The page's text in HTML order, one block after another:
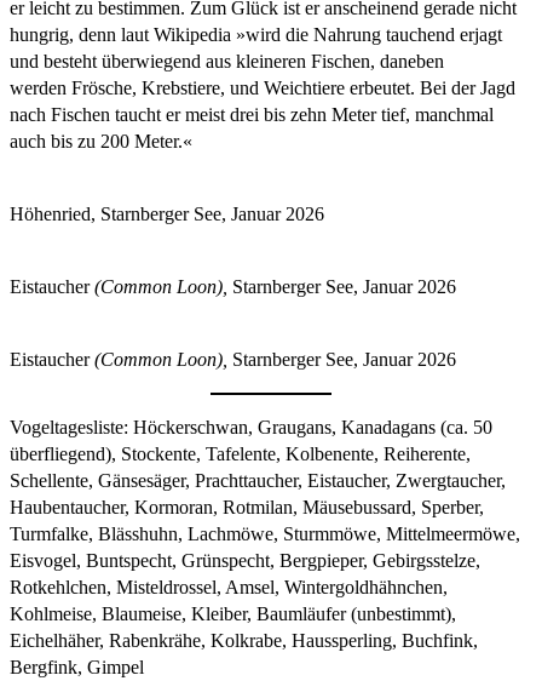
er leicht zu bestimmen. Zum Glück ist er anscheinend gerade nicht
hungrig, denn laut Wikipedia »wird die Nahrung tauchend erjagt
und besteht überwiegend aus kleineren Fischen, daneben
werden Frösche, Krebstiere, und Weichtiere erbeutet. Bei der Jagd
nach Fischen taucht er meist drei bis zehn Meter tief, manchmal
auch bis zu 200 Meter.«
Höhenried, Starnberger See, Januar 2026
Eistaucher(Common Loon), Starnberger See, Januar 2026
Eistaucher(Common Loon), Starnberger See, Januar 2026
Vogeltagesliste: Höckerschwan, Graugans, Kanadagans (ca. 50
überfliegend), Stockente, Tafelente, Kolbenente, Reiherente,
Schellente, Gänsesäger, Prachttaucher, Eistaucher, Zwergtaucher,
Haubentaucher, Kormoran, Rotmilan, Mäusebussard, Sperber,
Turmfalke, Blässhuhn, Lachmöwe, Sturmmöwe, Mittelmeermöwe,
Eisvogel, Buntspecht, Grünspecht, Bergpieper, Gebirgsstelze,
Rotkehlchen, Misteldrossel, Amsel, Wintergoldhähnchen,
Kohlmeise, Blaumeise, Kleiber, Baumläufer (unbestimmt),
Eichelhäher, Rabenkrähe, Kolkrabe, Haussperling, Buchfink,
Bergfink, Gimpel